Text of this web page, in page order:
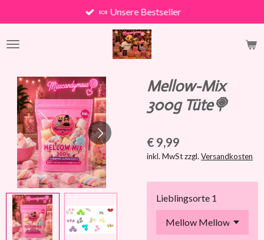
Hauptinhalt
springen
🍬 Unsere Bestseller
Mellow-Mix
300g Tüte🍭
€ 9,99
inkl. MwSt zzgl. Versandkosten
Lieblingsorte 1